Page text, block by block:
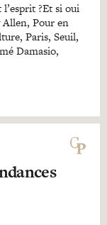
?Et si oui
Allen, Pour en
Paris, Seuil,
Damasio,